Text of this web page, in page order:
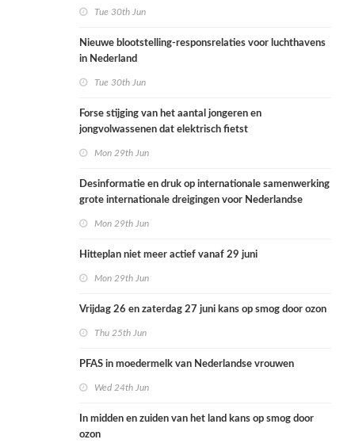
Tue 30th Jun
Nieuwe blootstelling-responsrelaties voor luchthavens
in Nederland
Tue 30th Jun
Forse stijging van het aantal jongeren en
jongvolwassenen dat elektrisch fietst
Mon 29th Jun
Desinformatie en druk op internationale samenwerking
grote internationale dreigingen voor Nederlandse
Mon 29th Jun
Hitteplan niet meer actief vanaf 29 juni
Mon 29th Jun
Vrijdag 26 en zaterdag 27 juni kans op smog door ozon
Thu 25th Jun
PFAS in moedermelk van Nederlandse vrouwen
Wed 24th Jun
In midden en zuiden van het land kans op smog door
ozon